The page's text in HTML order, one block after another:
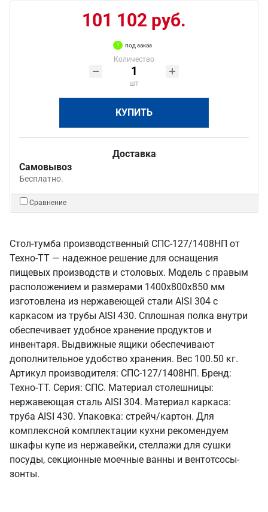
101 102 руб.
под заказ
Количество
шт
КУПИТЬ
Доставка
Самовывоз
Бесплатно.
Сравнение
Стол-тумба производственный СПС-127/1408НП от
Техно-ТТ — надежное решение для оснащения
пищевых производств и столовых. Модель с правым
расположением и размерами 1400x800x850 мм
изготовлена из нержавеющей стали AISI 304 с
каркасом из трубы AISI 430. Сплошная полка внутри
обеспечивает удобное хранение продуктов и
инвентаря. Выдвижные ящики обеспечивают
дополнительное удобство хранения. Вес 100.50 кг.
Артикул производителя: СПС-127/1408НП. Бренд:
Техно-ТТ. Серия: СПС. Материал столешницы:
нержавеющая сталь AISI 304. Материал каркаса:
труба AISI 430. Упаковка: стрейч/картон. Для
комплексной комплектации кухни рекомендуем
шкафы купе из нержавейки, стеллажи для сушки
посуды, секционные моечные ванны и вентотсосы-
зонты.